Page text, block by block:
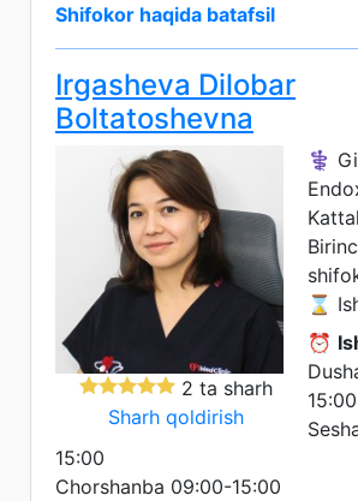
Shifokor haqida batafsil
Irgasheva Dilobar
Boltatoshevna
2 ta sharh
Sharh qoldirish
⚕️
⌛
⏰
15:00
15:00
Chorshanba 09:00-15:00